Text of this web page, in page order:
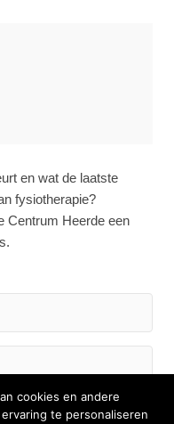
en wat de laatste
fysiotherapie?
Centrum Heerde een
cookies en andere
te personaliseren